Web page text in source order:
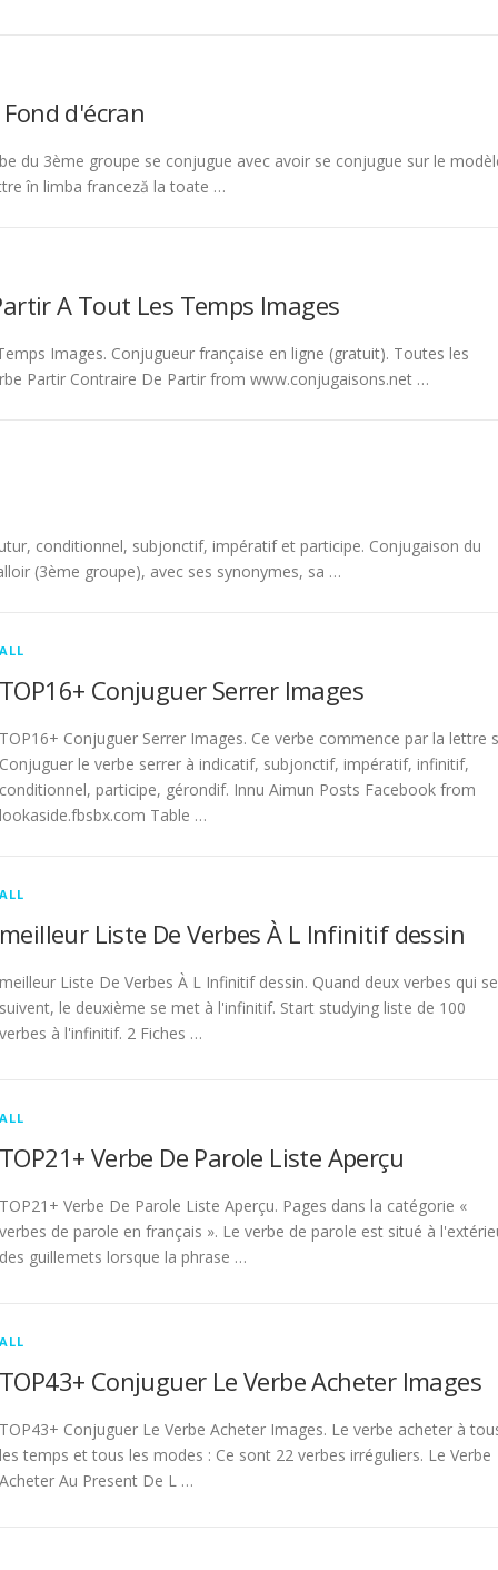
d'écran
du 3ème groupe se conjugue avec avoir se conjugue sur le
în limba franceză la toate …
A Tout Les Temps Images
Images. Conjugueur française en ligne (gratuit). Toutes les
Partir Contraire De Partir from www.conjugaisons.net …
conditionnel, subjonctif, impératif et participe. Conjugaison du
(3ème groupe), avec ses synonymes, sa …
ALL
TOP16+ Conjuguer Serrer Images
TOP16+ Conjuguer Serrer Images. Ce verbe commence par la lettre
Conjuguer le verbe serrer à indicatif, subjonctif, impératif, infinitif,
conditionnel, participe, gérondif. Innu Aimun Posts Facebook from
lookaside.fbsbx.com Table …
ALL
meilleur Liste De Verbes À L Infinitif dessin
meilleur Liste De Verbes À L Infinitif dessin. Quand deux verbes qui se
suivent, le deuxième se met à l'infinitif. Start studying liste de 100
verbes à l'infinitif. 2 Fiches …
ALL
TOP21+ Verbe De Parole Liste Aperçu
TOP21+ Verbe De Parole Liste Aperçu. Pages dans la catégorie «
verbes de parole en français ». Le verbe de parole est situé à
des guillemets lorsque la phrase …
ALL
TOP43+ Conjuguer Le Verbe Acheter Images
TOP43+ Conjuguer Le Verbe Acheter Images. Le verbe acheter à
les temps et tous les modes : Ce sont 22 verbes irréguliers. Le Verbe
Acheter Au Present De L …